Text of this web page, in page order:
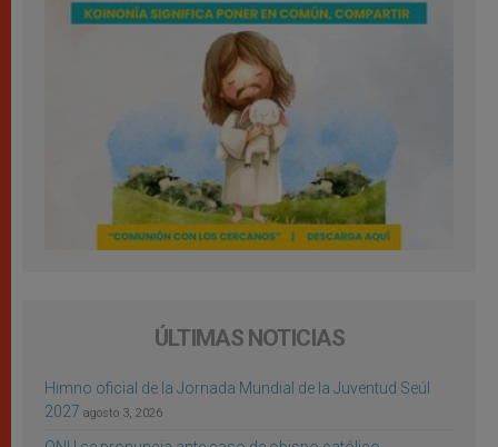
ÚLTIMAS NOTICIAS
Himno oficial de la Jornada Mundial de la Juventud Seúl
2027 agosto 3, 2026